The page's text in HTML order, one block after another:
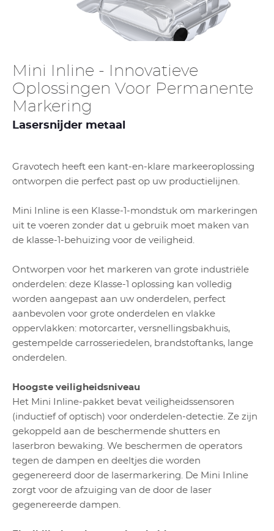
Mini Inline - Innovatieve
Oplossingen Voor Permanente
Markering
Lasersnijder metaal
Gravotech heeft een kant-en-klare markeeroplossing
ontworpen die perfect past op uw productielijnen.
Mini Inline is een Klasse-1-mondstuk om markeringen
uit te voeren zonder dat u gebruik moet maken van
de klasse-1-behuizing voor de veiligheid.
Ontworpen voor het markeren van grote industriële
onderdelen: deze Klasse-1 oplossing kan volledig
worden aangepast aan uw onderdelen, perfect
aanbevolen voor grote onderdelen en vlakke
oppervlakken: motorcarter, versnellingsbakhuis,
gestempelde carrosseriedelen, brandstoftanks, lange
onderdelen.
Hoogste veiligheidsniveau
Het Mini Inline-pakket bevat veiligheidssensoren
(inductief of optisch) voor onderdelen-detectie. Ze zijn
gekoppeld aan de beschermende shutters en
laserbron bewaking. We beschermen de operators
tegen de dampen en deeltjes die worden
gegenereerd door de lasermarkering. De Mini Inline
zorgt voor de afzuiging van de door de laser
gegenereerde dampen.